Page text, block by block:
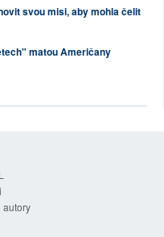
svou misi, aby mohla čelit
matou Američany
autory